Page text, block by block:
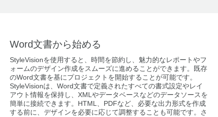
Word文書から始める
StyleVisionを使用すると、時間を節約し、魅力的なレポートやフ
ォームのデザイン作成をスムーズに進めることができます。既存
のWord文書を基にプロジェクトを開始することが可能です。
StyleVisionは、Word文書で定義されたすべての書式設定やレイ
アウト情報を保持し、XMLやデータベースなどのデータソースを
簡単に接続できます。HTML、PDFなど、必要な出力形式を作成
する前に、デザインを必要に応じて調整することも可能です。さ